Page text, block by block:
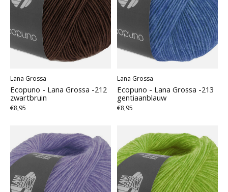
Lana Grossa
Ecopuno - Lana Grossa -212
zwartbruin
€8,95
Lana Grossa
Ecopuno - Lana Grossa -213
gentiaanblauw
€8,95